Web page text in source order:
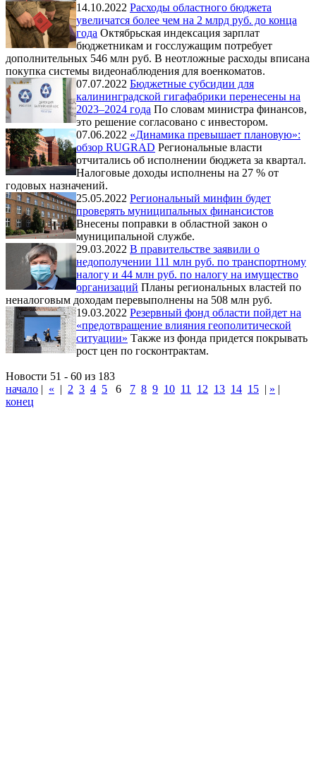
14.10.2022 Расходы областного бюджета
увеличатся более чем на 2 млрд руб. до конца
года Октябрьская индексация зарплат
бюджетникам и госслужащим потребует
дополнительных 546 млн руб. В неотложные расходы вписана
покупка системы видеонаблюдения для военкоматов.
07.07.2022 Бюджетные субсидии для
калининградской гигафабрики перенесены на
2023–2024 года По словам министра финансов,
это решение согласовано с инвестором.
07.06.2022 «Динамика превышает плановую»:
обзор RUGRAD Региональные власти
отчитались об исполнении бюджета за квартал.
Налоговые доходы исполнены на 27 % от
годовых назначений.
25.05.2022 Региональный минфин будет
проверять муниципальных финансистов
Внесены поправки в областной закон о
муниципальной службе.
29.03.2022 В правительстве заявили о
недополучении 111 млн руб. по транспортному
налогу и 44 млн руб. по налогу на имущество
организаций Планы региональных властей по
неналоговым доходам перевыполнены на 508 млн руб.
19.03.2022 Резервный фонд области пойдет на
«предотвращение влияния геополитической
ситуации» Также из фонда придется покрывать
рост цен по госконтрактам.
Новости 51 - 60 из 183
начало | « | 2 3 4 5 6 7 8 9 10 11 12 13 14 15 | » |
конец